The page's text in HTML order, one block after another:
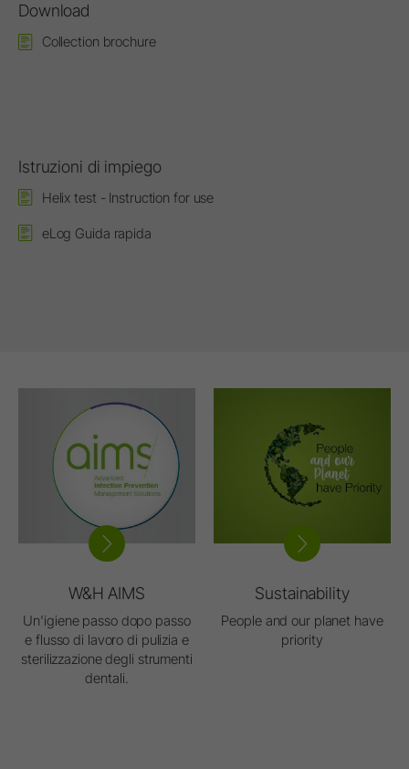
Download
Collection brochure
Istruzioni di impiego
Helix test - Instruction for use
eLog Guida rapida
W&H AIMS
Un'igiene passo dopo passo
e flusso di lavoro di pulizia e
sterilizzazione degli strumenti
dentali.
Sustainability
People and our planet have
priority